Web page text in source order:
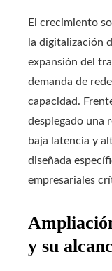
El crecimiento
la digitalización
expansión del
demanda de
capacidad.
desplegado una
baja latencia y
diseñada
empresariales
y su